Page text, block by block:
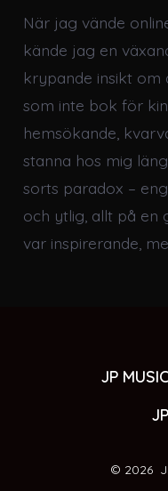
När jag vände
kände jag en
krypande insikt
som inte bok för
hemsökande,
stanna hos mig
sorts paradox –
och ytlig, allt på en
var inspirerande,
JP
© 2026